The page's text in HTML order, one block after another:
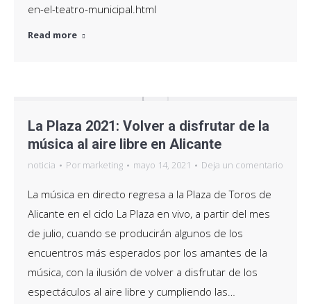
en-el-teatro-municipal.html
Read more
La Plaza 2021: Volver a disfrutar de la
música al aire libre en Alicante
noticia Por marketing mayo 14, 2021 Deja un comentario
La música en directo regresa a la Plaza de Toros de
Alicante en el ciclo La Plaza en vivo, a partir del mes
de julio, cuando se producirán algunos de los
encuentros más esperados por los amantes de la
música, con la ilusión de volver a disfrutar de los
espectáculos al aire libre y cumpliendo las…